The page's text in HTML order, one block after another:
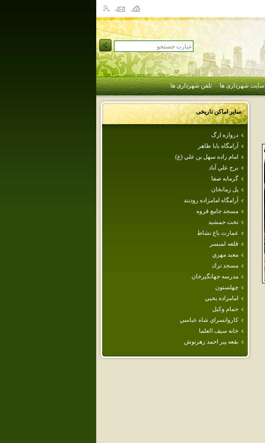
سایت شهرداری ها تلفن شهرداری ها
سایر اماکن تاریخی
دروازه ارگ
آرامگاه بابا طاهر
امام‌ زاده‌ سهل‌ بن‌ علي‌ (ع‌)
برج علي آباد
گرمابه‌ صفا
پل زمانخان
آرامگاه امامزاده رودبند
مسجد جامع قروه
تخت جمشيد
عمارت باغ نشاط
قلعه لمبسر
معبد مهري
مسجد ترك
مدرسه‌ جهانگيرخان‌
چهلستون
امامزاده‌ يحيي‌
حمام وكيل
كاروانسراي شاه عباسي
خانه سيف العلما
بقعه پير احمد زهرنوش